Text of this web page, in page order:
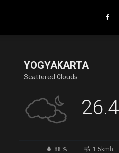
YOGYAKARTA
Scattered Clouds
26.4
88 % 1.5kmh